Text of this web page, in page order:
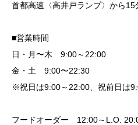
首都高速〈高井戸ランプ〉から15
■営業時間
日・月〜木 9:00～22:00
金・土 9:00〜22:30
※祝日は9:00～22:00、祝前日は
フードオーダー 12:00～L.O.